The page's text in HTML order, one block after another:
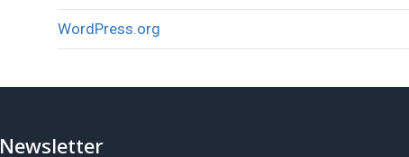
WordPress.org
Newsletter